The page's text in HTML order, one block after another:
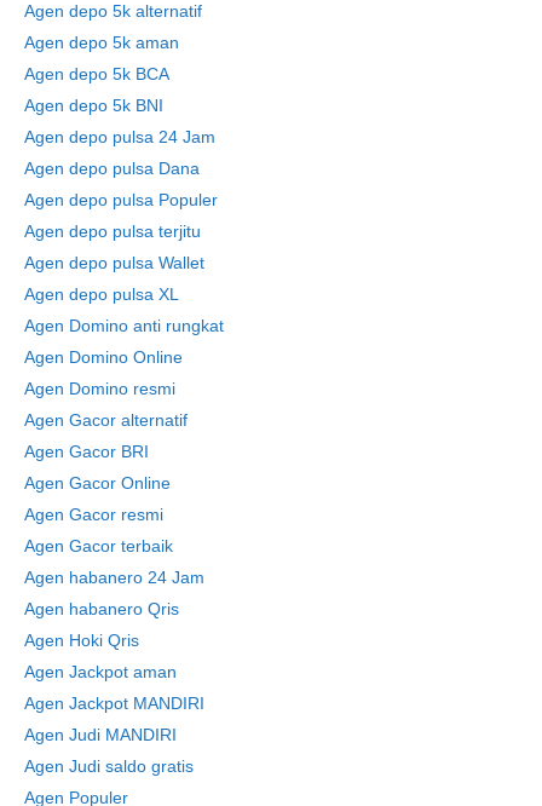
Agen depo 5k alternatif
Agen depo 5k aman
Agen depo 5k BCA
Agen depo 5k BNI
Agen depo pulsa 24 Jam
Agen depo pulsa Dana
Agen depo pulsa Populer
Agen depo pulsa terjitu
Agen depo pulsa Wallet
Agen depo pulsa XL
Agen Domino anti rungkat
Agen Domino Online
Agen Domino resmi
Agen Gacor alternatif
Agen Gacor BRI
Agen Gacor Online
Agen Gacor resmi
Agen Gacor terbaik
Agen habanero 24 Jam
Agen habanero Qris
Agen Hoki Qris
Agen Jackpot aman
Agen Jackpot MANDIRI
Agen Judi MANDIRI
Agen Judi saldo gratis
Agen Populer